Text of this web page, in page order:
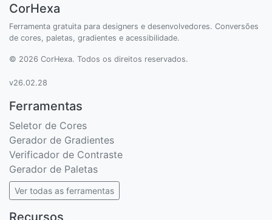
CorHexa
Ferramenta gratuita para designers e desenvolvedores. Conversões
de cores, paletas, gradientes e acessibilidade.
© 2026 CorHexa. Todos os direitos reservados.
v26.02.28
Ferramentas
Seletor de Cores
Gerador de Gradientes
Verificador de Contraste
Gerador de Paletas
Ver todas as ferramentas
Recursos